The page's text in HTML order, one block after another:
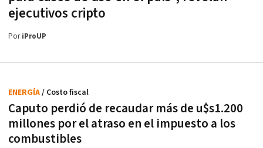
ejecutivos cripto
PoriProUP
Caputo perdió de recaudar más de u$s1.200
millones por el atraso en el impuesto a los
combustibles
ENERGÍA/ Costo fiscal